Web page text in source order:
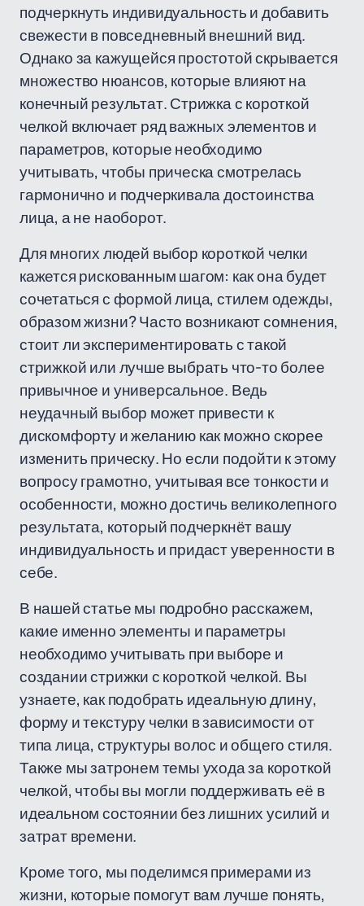
подчеркнуть индивидуальность и добавить
свежести в повседневный внешний вид.
Однако за кажущейся простотой скрывается
множество нюансов, которые влияют на
конечный результат. Стрижка с короткой
челкой включает ряд важных элементов и
параметров, которые необходимо
учитывать, чтобы прическа смотрелась
гармонично и подчеркивала достоинства
лица, а не наоборот.
Для многих людей выбор короткой челки
кажется рискованным шагом: как она будет
сочетаться с формой лица, стилем одежды,
образом жизни? Часто возникают сомнения,
стоит ли экспериментировать с такой
стрижкой или лучше выбрать что-то более
привычное и универсальное. Ведь
неудачный выбор может привести к
дискомфорту и желанию как можно скорее
изменить прическу. Но если подойти к этому
вопросу грамотно, учитывая все тонкости и
особенности, можно достичь великолепного
результата, который подчеркнёт вашу
индивидуальность и придаст уверенности в
себе.
В нашей статье мы подробно расскажем,
какие именно элементы и параметры
необходимо учитывать при выборе и
создании стрижки с короткой челкой. Вы
узнаете, как подобрать идеальную длину,
форму и текстуру челки в зависимости от
типа лица, структуры волос и общего стиля.
Также мы затронем темы ухода за короткой
челкой, чтобы вы могли поддерживать её в
идеальном состоянии без лишних усилий и
затрат времени.
Кроме того, мы поделимся примерами из
жизни, которые помогут вам лучше понять,